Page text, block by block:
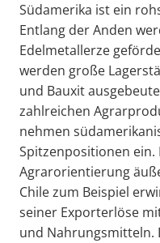
Südamerika ist ein
Entlang der Anden
Edelmetallerze
werden große
und Bauxit
zahlreichen
nehmen
Spitzenpositionen
Agrarorientierung
Chile zum Beispiel
seiner Exporterlöse
und Nahrungsmitteln.